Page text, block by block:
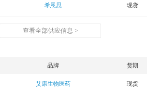
希恩思 现货
查看全部供应信息 >
品牌 货期
艾康生物医药 现货